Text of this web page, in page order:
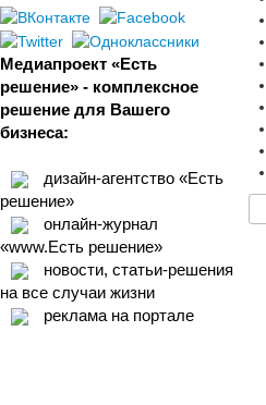
Медиапроект «Есть
решение» - комплексное
решение для Вашего
бизнеса:
дизайн-агентство «Есть
решение»
онлайн-журнал
«www.Есть решение»
новости, статьи-решения
на все случаи жизни
реклама на портале